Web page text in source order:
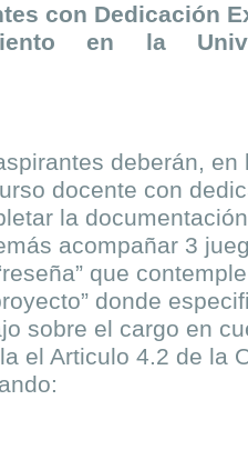
con Dedicación
en la
deberán,
docente con
la
acompañar 3
que
donde
sobre el cargo en
el Articulo 4.2 de la